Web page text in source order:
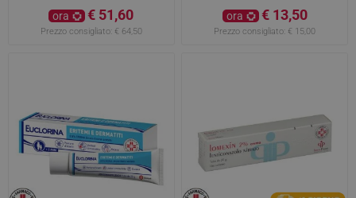
ora € 51,60
Prezzo consigliato: € 64,50
ora € 13,50
Prezzo consigliato: € 15,00